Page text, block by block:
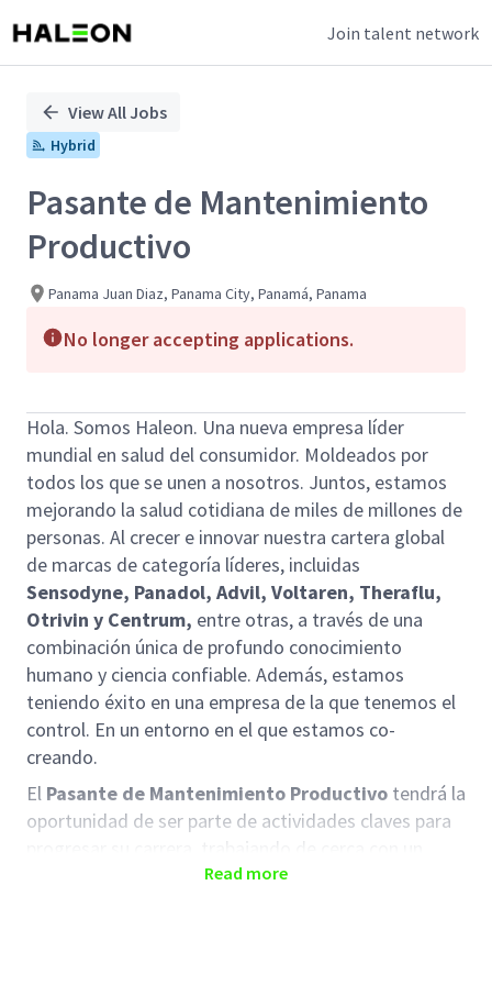
Join talent network
PositionView All Jobs
Hybrid
Pasante de Mantenimiento
Productivo
Panama Juan Diaz, Panama City, Panamá, Panama
No longer accepting applications.
Hola. Somos Haleon. Una nueva empresa líder
mundial en salud del consumidor. Moldeados por
todos los que se unen a nosotros. Juntos, estamos
mejorando la salud cotidiana de miles de millones de
personas. Al crecer e innovar nuestra cartera global
de marcas de categoría líderes, incluidas
Sensodyne, Panadol, Advil, Voltaren, Theraflu,
Otrivin y Centrum, entre otras, a través de una
combinación única de profundo conocimiento
humano y ciencia confiable. Además, estamos
teniendo éxito en una empresa de la que tenemos el
control. En un entorno en el que estamos co-
creando.
El Pasante de Mantenimiento Productivo tendrá la
oportunidad de ser parte de actividades claves para
progresar su carrera, trabajando de cerca con un
equipo multidisciplinario, identificando
Read more